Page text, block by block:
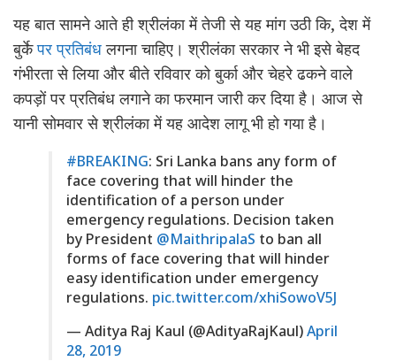
यह बात सामने आते ही श्रीलंका में तेजी से यह मांग उठी कि, देश में
बुर्केपर प्रतिबंधलगना चाहिए। श्रीलंका सरकार ने भी इसे बेहद
गंभीरता से लिया और बीते रविवार को बुर्का और चेहरे ढकने वाले
कपड़ों पर प्रतिबंध लगाने का फरमान जारी कर दिया है। आज से
यानी सोमवार से श्रीलंका में यह आदेश लागू भी हो गया है।
#BREAKING: Sri Lanka bans any form of
face covering that will hinder the
identification of a person under
emergency regulations. Decision taken
by President @MaithripalaS to ban all
forms of face covering that will hinder
easy identification under emergency
regulations. pic.twitter.com/xhiSowoV5J
— Aditya Raj Kaul (@AdityaRajKaul)April
28, 2019